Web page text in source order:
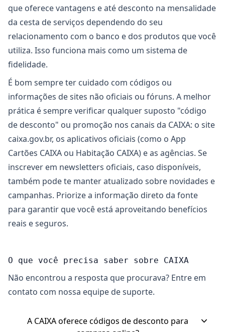
que oferece vantagens e até desconto na mensalidade
da cesta de serviços dependendo do seu
relacionamento com o banco e dos produtos que você
utiliza. Isso funciona mais como um sistema de
fidelidade.
É bom sempre ter cuidado com códigos ou
informações de sites não oficiais ou fóruns. A melhor
prática é sempre verificar qualquer suposto "código
de desconto" ou promoção nos canais da CAIXA: o site
caixa.gov.br, os aplicativos oficiais (como o App
Cartões CAIXA ou Habitação CAIXA) e as agências. Se
inscrever em newsletters oficiais, caso disponíveis,
também pode te manter atualizado sobre novidades e
campanhas. Priorize a informação direto da fonte
para garantir que você está aproveitando benefícios
reais e seguros.
O que você precisa saber sobre CAIXA
Não encontrou a resposta que procurava? Entre em
contato com nossa equipe de suporte.
A CAIXA oferece códigos de desconto para